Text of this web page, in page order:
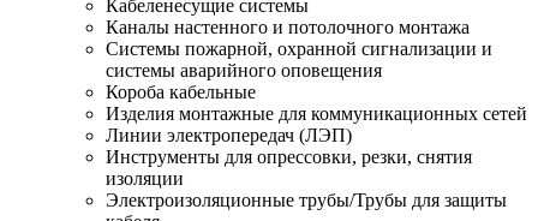
Кабеленесущие системы
Каналы настенного и потолочного монтажа
Системы пожарной, охранной сигнализации и
системы аварийного оповещения
Короба кабельные
Изделия монтажные для коммуникационных сетей
Линии электропередач (ЛЭП)
Инструменты для опрессовки, резки, снятия
изоляции
Электроизоляционные трубы/Трубы для защиты